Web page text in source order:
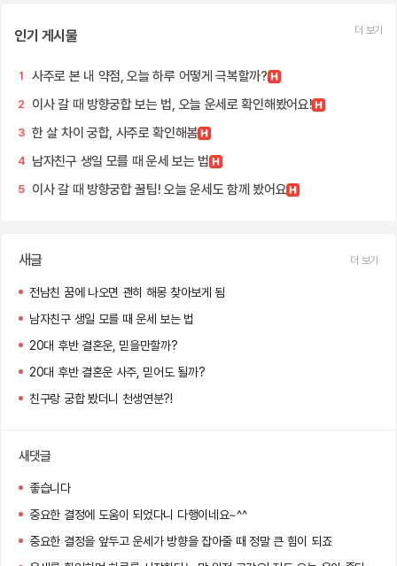
인기 게시물 더 보기
1 사주로 본 내 약점, 오늘 하루 어떻게 극복할까?
2 이사 갈 때 방향궁합 보는 법, 오늘 운세로 확인해봤어요!
3 한 살 차이 궁합, 사주로 확인해봄
4 남자친구 생일 모를 때 운세 보는 법
5 이사 갈 때 방향궁합 꿀팁! 오늘 운세도 함께 봤어요
새글 더 보기
전남친 꿈에 나오면 괜히 해몽 찾아보게 됨
남자친구 생일 모를 때 운세 보는 법
20대 후반 결혼운, 믿을만할까?
20대 후반 결혼운 사주, 믿어도 될까?
친구랑 궁합 봤더니 천생연분?!
새댓글
좋습니다
중요한 결정에 도움이 되었다니 다행이네요~^^
중요한 결정을 앞두고 운세가 방향을 잡아줄 때 정말 큰 힘이 되죠